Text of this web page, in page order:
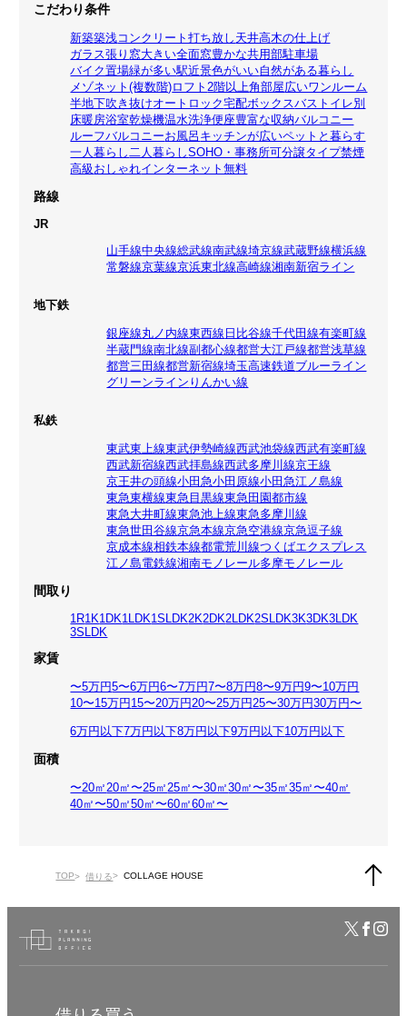
こだわり条件
新築築浅コンクリート打ち放し 天井高木の仕上げ
ガラス張り 窓大きい全面窓豊かな共用部駐車場
バイク置場緑が多い駅近景色がいい自然がある暮らし
メゾネット(複数階)ロフト 2階以上角部屋広いワンルーム
半地下吹き抜けオートロック宅配ボックスバストイレ別
床暖房浴室乾燥機温水洗浄便座豊富な収納バルコニー
ルーフバルコニーお風呂 キッチンが広いペットと暮らす
一人暮らし 二人暮らしSOHO・事務所可分譲タイプ禁煙
高級 おしゃれインターネット無料
路線
JR
山手線中央線総武線南武線埼京線武蔵野線横浜線
常磐線京葉線京浜東北線高崎線湘南新宿ライン
地下鉄
銀座線丸ノ内線東西線 日比谷線千代田線有楽町線
半蔵門線南北線副都心線都営大江戸線都営浅草線
都営三田線都営新宿線埼玉高速鉄道ブルーライン
グリーンライン りんかい線
私鉄
東武東上線東武伊勢崎線西武池袋線西武有楽町線
西武新宿線西武拝島線西武多摩川線京王線
京王井の頭線小田急小田原線小田急江ノ島線
東急東横線東急目黒線東急田園都市線
東急大井町線東急池上線東急多摩川線
東急世田谷線京急本線京急空港線京急逗子線
京成本線相鉄本線都電荒川線つくばエクスプレス
江ノ島電鉄線湘南モノレール多摩モノレール
間取り
1R1K1DK1LDK1SLDK2K2DK2LDK2SLDK3K3DK3LDK
3SLDK
家賃
〜5万円5〜6万円6〜7万円7〜8万円8〜9万円9〜10万円
10〜15万円 15〜20万円 20〜25万円 25〜30万円30万円〜
6万円以下7万円以下8万円以下9万円以下10万円以下
面積
〜20㎡ 20㎡〜25㎡ 25㎡〜30㎡30㎡〜35㎡35㎡〜40㎡
40㎡〜50㎡50㎡〜60㎡60㎡〜
TOP 借りる COLLAGE HOUSE